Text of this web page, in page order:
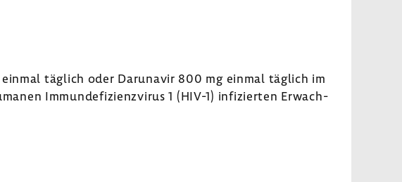
täglich oder Daru­n­avir 800 mg einmal täglich im
Immun­de­fi­zi­enz­virus 1 (HIV-1) infi­zierten Erwach­